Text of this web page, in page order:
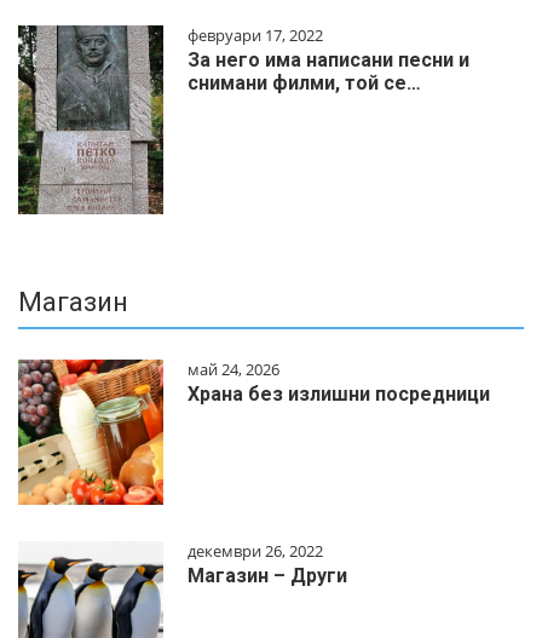
февруари 17, 2022
За него има написани песни и
снимани филми, той се…
Магазин
май 24, 2026
Храна без излишни посредници
декември 26, 2022
Магазин – Други